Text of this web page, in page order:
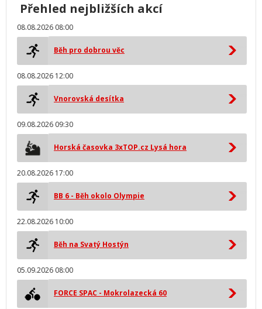
Přehled nejbližších akcí
08.08.2026 08:00
Běh pro dobrou věc
08.08.2026 12:00
Vnorovská desítka
09.08.2026 09:30
Horská časovka 3xTOP.cz Lysá hora
20.08.2026 17:00
BB 6 - Běh okolo Olympie
22.08.2026 10:00
Běh na Svatý Hostýn
05.09.2026 08:00
FORCE SPAC - Mokrolazecká 60